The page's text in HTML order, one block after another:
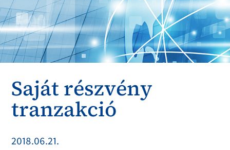
Saját részvény
tranzakció
2018.06.21.